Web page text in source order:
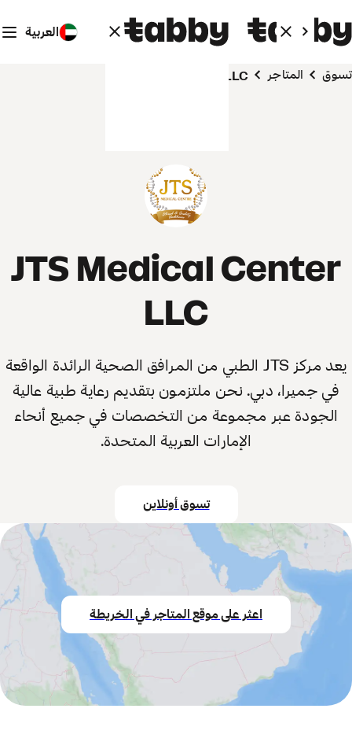
العربية
تسوق المتاجر JTS Medical Center LLC
JTS Medical Center
LLC
يعد مركز JTS الطبي من المرافق الصحية الرائدة الواقعة
في جميرا، دبي. نحن ملتزمون بتقديم رعاية طبية عالية
الجودة عبر مجموعة من التخصصات في جميع أنحاء
الإمارات العربية المتحدة.
تسوق أونلاين
اعثر على موقع المتاجر في الخريطة